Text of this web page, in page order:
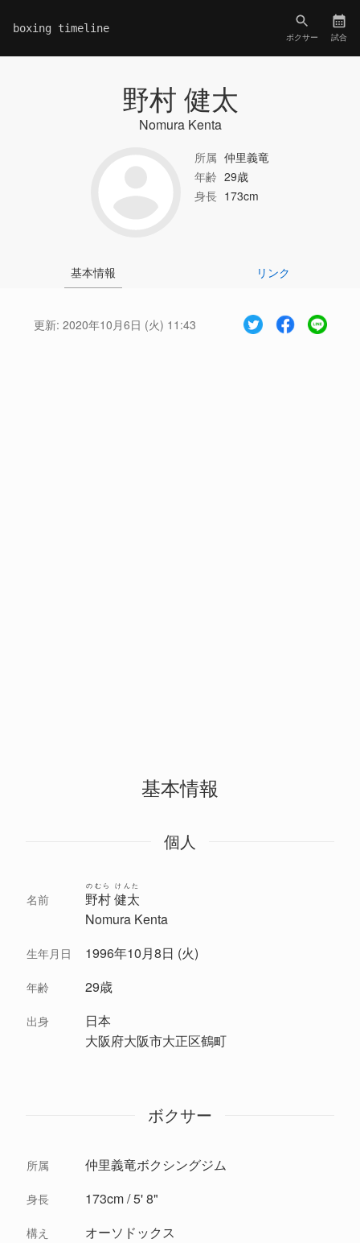
boxing timeline
ボクサー 試合
野村 健太
Nomura Kenta
所属 仲里義竜
年齢 29歳
身長 173cm
基本情報 リンク
更新: 2020年10月6日 (火) 11:43
基本情報
個人
名前 野村 健太
のむら けんた
Nomura Kenta
生年月日 1996年10月8日 (火)
年齢 29歳
出身
日本
大阪府大阪市大正区鶴町
ボクサー
所属 仲里義竜ボクシングジム
身長 173cm / 5' 8"
構え オーソドックス